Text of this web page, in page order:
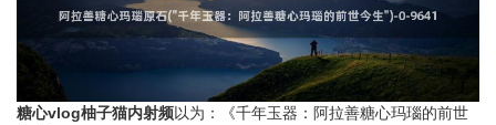
糖心vlog柚子猫内射频以为：《千年玉器：阿拉善糖心玛瑙的前世